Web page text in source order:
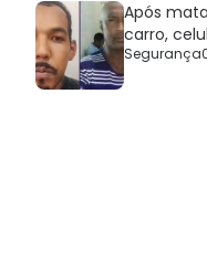
Após
carro,
Segurança